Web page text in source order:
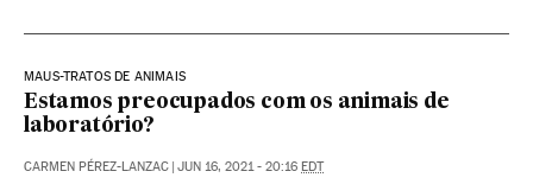
MAUS-TRATOS DE ANIMAIS
Estamos preocupados com os animais de
laboratório?
CARMEN PÉREZ-LANZAC JUN 16, 2021 - 20:16 EDT